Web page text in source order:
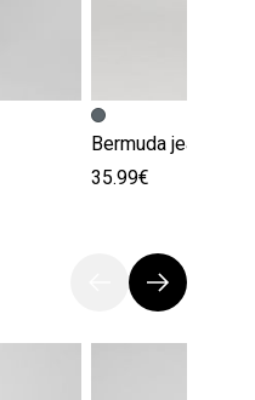
Bermuda jean gris
35.99€